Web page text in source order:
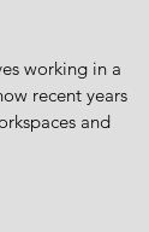
working in a
recent years
and